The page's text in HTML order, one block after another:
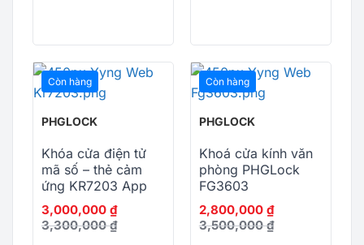
Còn hàng
PHGLOCK
Khóa cửa điện tử
mã số – thẻ cảm
ứng KR7203 App
(Bạc)
3,000,000 ₫
3,300,000₫
Còn hàng
PHGLOCK
Khoá cửa kính văn
phòng PHGLock
FG3603
2,800,000 ₫
3,500,000₫